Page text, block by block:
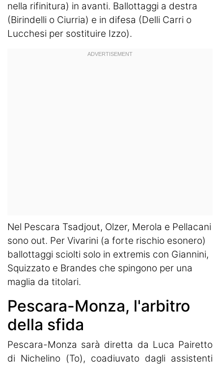
nella rifinitura) in avanti. Ballottaggi a destra
(Birindelli o Ciurria) e in difesa (Delli Carri o
Lucchesi per sostituire Izzo).
Nel Pescara Tsadjout, Olzer, Merola e Pellacani
sono out. Per Vivarini (a forte rischio esonero)
ballottaggi sciolti solo in extremis con Giannini,
Squizzato e Brandes che spingono per una
maglia da titolari.
Pescara-Monza, l'arbitro
della sfida
Pescara-Monza sarà diretta da Luca Pairetto
di Nichelino (To), coadiuvato dagli assistenti